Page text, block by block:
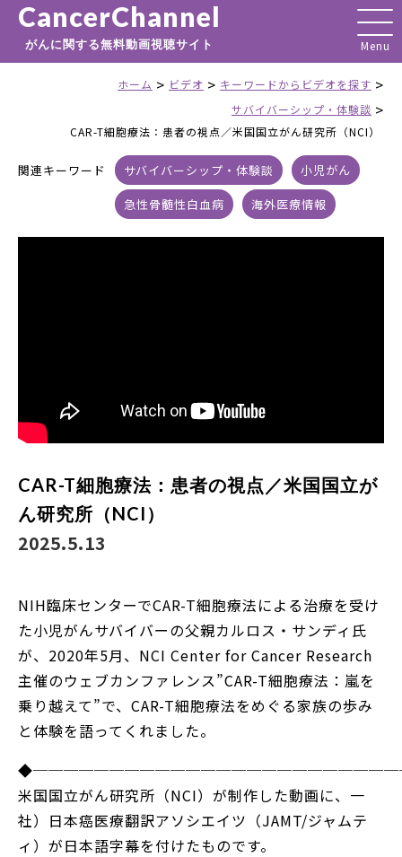
CancerChannel
がんに関する無料動画視聴サイト
ホーム > ビデオ > キーワードからビデオを探す >
サバイバーシップ・体験談 >
CAR-T細胞療法：患者の視点／米国国立がん研究所（NCI）
関連キーワード サバイバーシップ・体験談
小児がん
急性骨髄性白血病
海外医療情報
CAR-T細胞療法：患者の視点／米国国立が
ん研究所（NCI）
2025.5.13
NIH臨床センターでCAR-T細胞療法による治療を受け
た小児がんサバイバーの父親カルロス・サンディ氏
が、2020年5月、NCI Center for Cancer Research
主催のウェブカンファレンス”CAR-T細胞療法：嵐を
乗り越えて”で、CAR-T細胞療法をめぐる家族の歩み
と体験を語ってくれました。
米国国立がん研究所（NCI）が制作した動画に、一
社）日本癌医療翻訳アソシエイツ（JAMT/ジャムテ
ィ）が日本語字幕を付けたものです。